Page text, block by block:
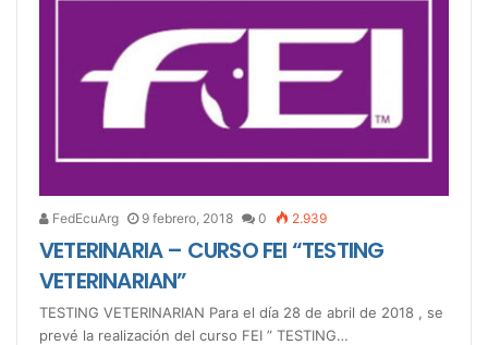
FedEcuArg 9 febrero, 2018 0 2.939
VETERINARIA – CURSO FEI “TESTING
VETERINARIAN”
TESTING VETERINARIAN Para el día 28 de abril de 2018 , se
prevé la realización del curso FEI ” TESTING…